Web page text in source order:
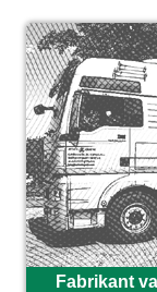
Fabrikant